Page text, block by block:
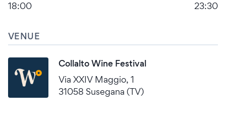
18:00
23:30
VENUE
Collalto Wine Festival
Via XXIV Maggio, 1
31058 Susegana (TV)